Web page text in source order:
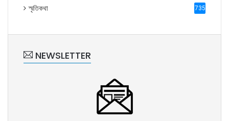
স্মৃতিকথা 735
NEWSLETTER